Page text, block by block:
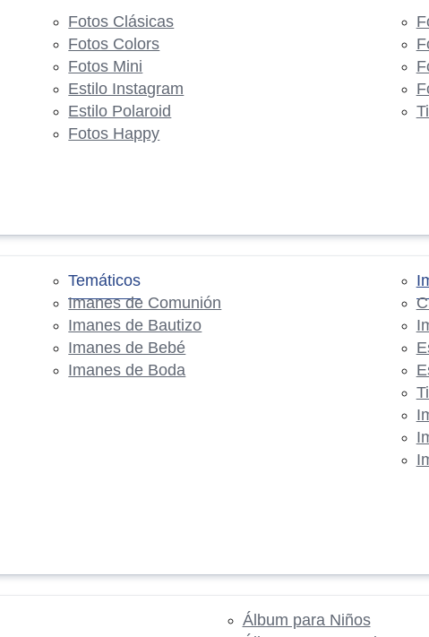
Fotos Clásicas
Fotos Colors
Fotos Mini
Estilo Instagram
Estilo Polaroid
Fotos Happy
Temáticos
Imanes de Comunión
Imanes de Bautizo
Imanes de Bebé
Imanes de Boda
Álbum para Niños